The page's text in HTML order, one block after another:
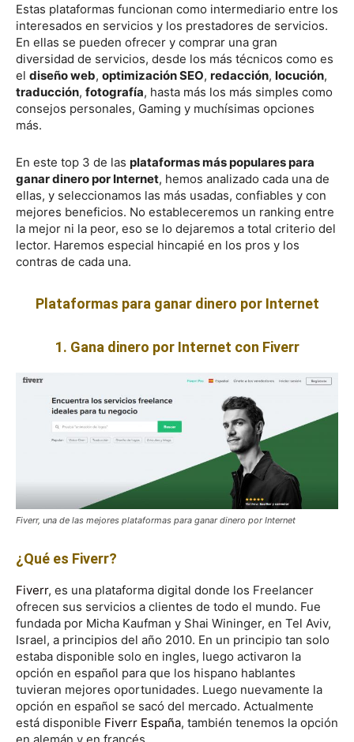
Estas plataformas funcionan como intermediario entre los
interesados en servicios y los prestadores de servicios.
En ellas se pueden ofrecer y comprar una gran
diversidad de servicios, desde los más técnicos como es
el diseño web, optimización SEO, redacción, locución,
traducción, fotografía, hasta más los más simples como
consejos personales, Gaming y muchísimas opciones
más.
En este top 3 de las plataformas más populares para
ganar dinero por Internet, hemos analizado cada una de
ellas, y seleccionamos las más usadas, confiables y con
mejores beneficios. No estableceremos un ranking entre
la mejor ni la peor, eso se lo dejaremos a total criterio del
lector. Haremos especial hincapié en los pros y los
contras de cada una.
Plataformas para ganar dinero por Internet
1. Gana dinero por Internet con Fiverr
Fiverr, una de las mejores plataformas para ganar dinero por Internet
¿Qué es Fiverr?
Fiverr, es una plataforma digital donde los Freelancer
ofrecen sus servicios a clientes de todo el mundo. Fue
fundada por Micha Kaufman y Shai Wininger, en Tel Aviv,
Israel, a principios del año 2010. En un principio tan solo
estaba disponible solo en ingles, luego activaron la
opción en español para que los hispano hablantes
tuvieran mejores oportunidades. Luego nuevamente la
opción en español se sacó del mercado. Actualmente
está disponible Fiverr España, también tenemos la opción